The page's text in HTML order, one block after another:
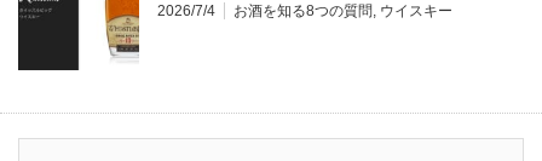
2026/7/4 お酒を知る8つの質問 ウイスキー